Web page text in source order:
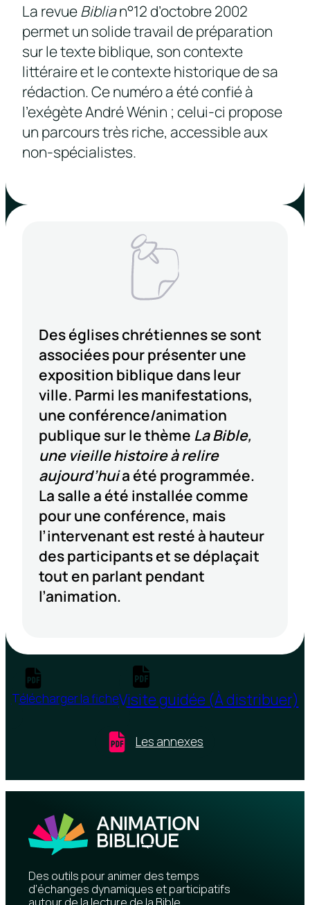
La revueBiblian°12 d’octobre 2002
permet un solide travail de préparation
sur le texte biblique, son contexte
littéraire et le contexte historique de sa
rédaction. Ce numéro a été confié à
l’exégète André Wénin ; celui-ci propose
un parcours très riche, accessible aux
non-spécialistes.
Des églises chrétiennes se sont
associées pour présenter une
exposition biblique dans leur
ville. Parmi les manifestations,
une conférence/animation
publique sur le thème La Bible,
une vieille histoire à relire
aujourd’huia été programmée.
La salle a été installée comme
pour une conférence, mais
l’intervenant est resté à hauteur
des participants et se déplaçait
tout en parlant pendant
l’animation.
Télécharger la ficheVisite guidée (À distribuer)
Les annexes
Des outils pour animer des temps
d’échanges dynamiques et participatifs